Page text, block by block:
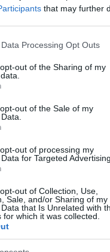
that may further
this website/app uses one
visit or usage behaviour.
to Google and its
for below specified purposes
Processing Opt Outs
out of the Sharing of my
out of the Sale of my
out of processing my
for Targeted Advertising.
out of Collection, Use,
Sale, and/or Sharing of my
that Is Unrelated with
for which it was collected.
hétköznapok
gondolkodunk-e?
felnőttnek az álmait
amelyre a
megleljük saját
eszközzel térítenek
szőtt
ban lesz